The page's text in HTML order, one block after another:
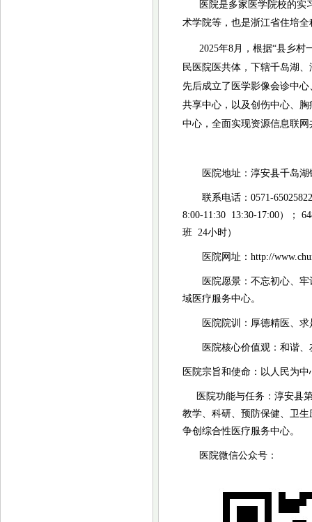
医院是多家医学院校的
术学院等，也是浙江省住培
2025年8月，根据“县乡
民医院医共体，下辖千岛湖
先后成立了医学影像会诊中
共享中心，以及创伤中心、
中心，全面实现资源信息联
医院地址：淳安县千岛
联系电话： 0571-
8:00-11:30 13:30-17:00）；
班 24小时）
医院网址： http://
医院愿景：不忘初心、
域医疗服务中心。
医院院训：厚德精医、
医院核心价值观：和谐
医院宗旨和使命：以人民为
医院功能与任务：淳安县
教学、科研、预防保健、卫
争创综合性医疗服务中心。
医院微信公众号：